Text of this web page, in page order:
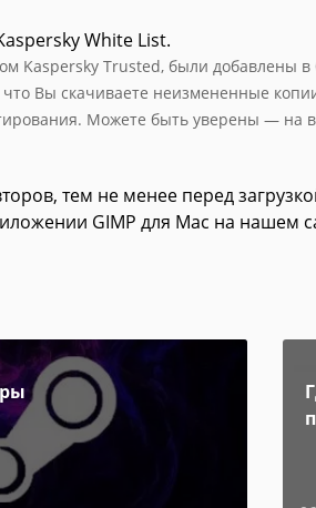
White List.
Kaspersky Trusted, были добавлены
Вы скачиваете неизмененные
Можете быть уверены — на
тем не менее перед
GIMP для Mac на нашем